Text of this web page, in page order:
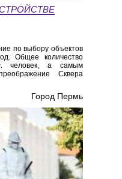
по выбору объектов
Общее количество
человек, а самым
Сквера
Город Пермь